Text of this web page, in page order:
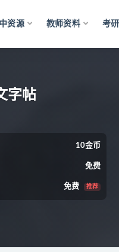
资源 教师资料 考
字帖
10金币
免费
免费 推荐